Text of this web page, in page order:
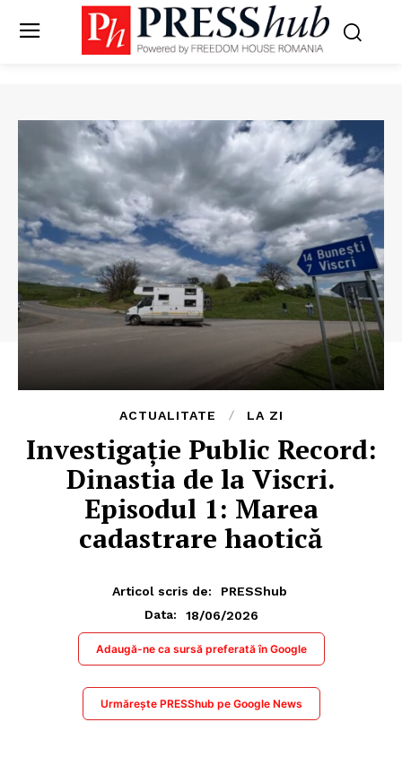
ACTUALITATE LA ZI
Investigație Public Record:
Dinastia de la Viscri.
Episodul 1: Marea
cadastrare haotică
Articol scris de:
PRESShub
Data:
18/06/2026
Adaugă-ne ca sursă preferată în Google
Urmărește PRESShub pe Google News